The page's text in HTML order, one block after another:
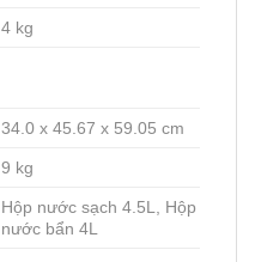
4 kg
34.0 x 45.67 x 59.05 cm
9 kg
Hộp nước sạch 4.5L, Hộp
nước bẩn 4L